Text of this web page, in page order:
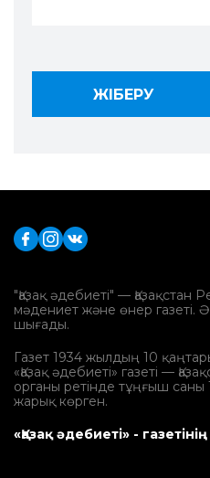
"Қазақ әдебиеті" —
мәдениет және өнер газеті.
шығады.
Газет 1934 жылдың 10
«Қазақ әдебиеті» газеті —
органы ретінде тұңғыш
жарық көрген.
«Қазақ әдебиеті» -